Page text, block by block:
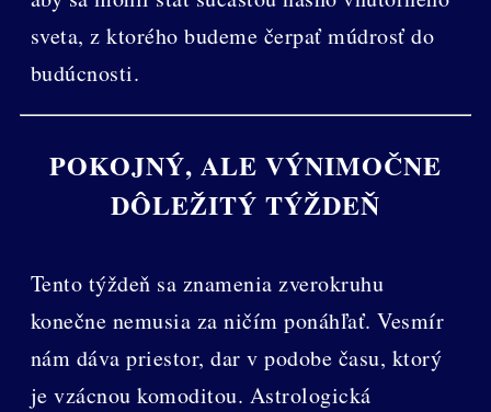
sveta, z ktorého budeme čerpať múdrosť do
budúcnosti.
POKOJNÝ, ALE VÝNIMOČNE
DÔLEŽITÝ TÝŽDEŇ
Tento týždeň sa znamenia zverokruhu
konečne nemusia za ničím ponáhľať. Vesmír
nám dáva priestor, dar v podobe času, ktorý
je vzácnou komoditou. Astrologická